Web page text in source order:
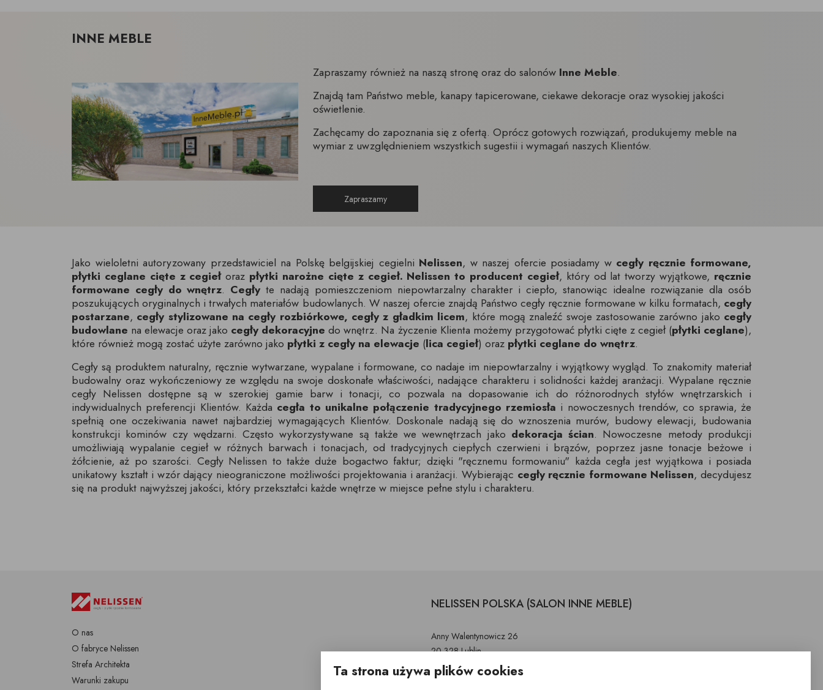
INNE MEBLE
Zapraszamy również na naszą stronę oraz do salonów Inne Meble.
Znajdą tam Państwo meble, kanapy tapicerowane, ciekawe dekoracje oraz wysokiej jakości
oświetlenie.
Zachęcamy do zapoznania się z ofertą. Oprócz gotowych rozwiązań, produkujemy meble na
wymiar z uwzględnieniem wszystkich sugestii i wymagań naszych Klientów.
Zapraszamy
Jako wieloletni autoryzowany przedstawiciel na Polskę belgijskiej cegielni Nelissen, w naszej ofercie posiadamy w cegły ręcznie formowane,
płytki ceglane cięte z cegiełoraz płytki narożne cięte z cegieł. Nelissen to producent cegieł, który od lat tworzy wyjątkowe, ręcznie
formowane cegły do wnętrz. Cegły te nadają pomieszczeniom niepowtarzalny charakter i ciepło, stanowiąc idealne rozwiązanie dla osób
poszukujących oryginalnych i trwałych materiałów budowlanych. W naszej ofercie znajdą Państwo cegły ręcznie formowane w kilku formatach, cegły
postarzane, cegły stylizowane na cegły rozbiórkowe, cegły z gładkim licem, które mogą znaleźć swoje zastosowanie zarówno jako cegły
budowlane na elewacje oraz jako cegły dekoracyjne do wnętrz. Na życzenie Klienta możemy przygotować płytki cięte z cegieł (płytki ceglane),
które również mogą zostać użyte zarówno jako płytki z cegły na elewacje (lica cegieł) oraz płytki ceglane do wnętrz.
Cegły są produktem naturalny, ręcznie wytwarzane, wypalane i formowane, co nadaje im niepowtarzalny i wyjątkowy wygląd. To znakomity materiał
budowalny oraz wykończeniowy ze względu na swoje doskonałe właściwości, nadające charakteru i solidności każdej aranżacji. Wypalane ręcznie
cegły Nelissen dostępne są w szerokiej gamie barw i tonacji, co pozwala na dopasowanie ich do różnorodnych styłów wnętrzarskich i
indywidualnych preferencji Klientów. Każda cegła to unikalne połączenie tradycyjnego rzemiosła i nowoczesnych trendów, co sprawia, że
spełnią one oczekiwania nawet najbardziej wymagających Klientów. Doskonale nadają się do wznoszenia murów, budowy elewacji, budowania
konstrukcji kominów czy wędzarni. Często wykorzystywane są także we wewnętrzach jako dekoracja ścian. Nowoczesne metody produkcji
umożliwiają wypalanie cegieł w różnych barwach i tonacjach, od tradycyjnych ciepłych czerwieni i brązów, poprzez jasne tonacje beżowe i
żółcienie, aż po szarości. Cegły Nelissen to także duże bogactwo faktur; dzięki "ręcznemu formowaniu" każda cegła jest wyjątkowa i posiada
unikatowy kształt i wzór dający nieograniczone możliwości projektowania i aranżacji. Wybierając cegły ręcznie formowane Nelissen, decydujesz
się na produkt najwyższej jakości, który przekształci każde wnętrze w miejsce pełne stylu i charakteru.
O nas
O fabryce Nelissen
Strefa Architekta
Warunki zakupu
NELISSEN POLSKA (SALON INNE MEBLE)
Anny Walentynowicz 26
20-328 Lublin
Ta strona używa plików cookies